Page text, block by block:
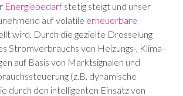
Energiebedarf stetig steigt und unser
auf volatile erneuerbare
wird. Durch die gezielte Drosselung
Stromverbrauchs von Heizungs-, Klima-
auf Basis von Marktsignalen und
(z.B. dynamische
durch den intelligenten Einsatz von